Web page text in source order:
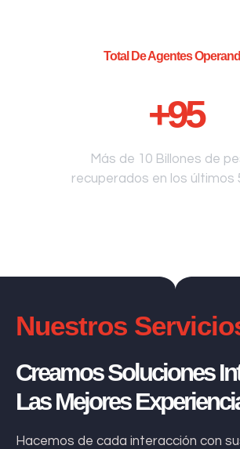
Total De Agentes
+95
Más de 10 Billones de
recuperados en los últimos
Nuestros
Creamos Soluciones
Las Mejores
Hacemos de cada interacción con